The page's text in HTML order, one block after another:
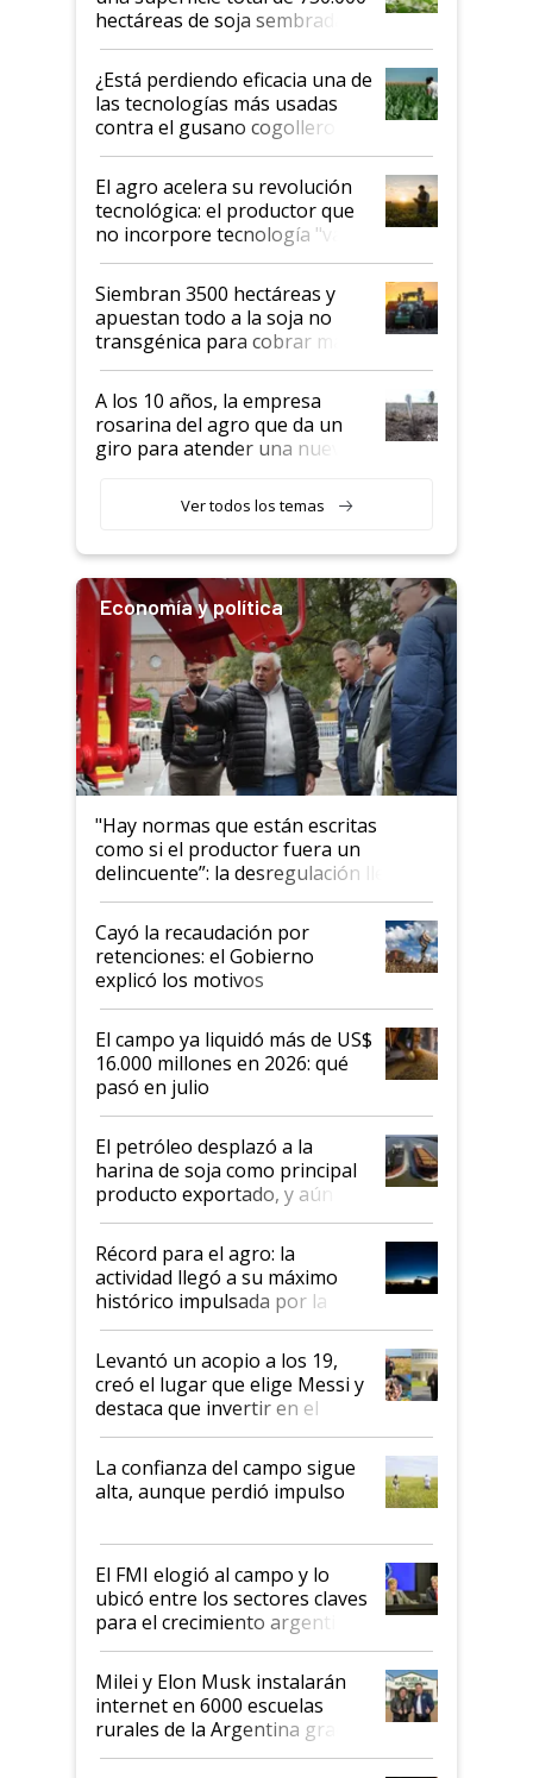
hectáreas de soja sembradas
con una nueva generación de
variedades que marcan un
salto tecnológico en genética y
rendimiento
¿Está perdiendo eficacia una de
las tecnologías más usadas
contra el gusano cogollero? El
desafío de una tecnología clave
El agro acelera su revolución
tecnológica: el productor que
no incorpore tecnología "va a
perder el tren"
Siembran 3500 hectáreas y
apuestan todo a la soja no
transgénica para cobrar más
por tonelada: compraron un
semillero
A los 10 años, la empresa
rosarina del agro que da un
giro para atender una nueva
Ver todos los temas
Economía y política
"Hay normas que están escritas
como si el productor fuera un
delincuente”: la desregulación llegó
al Congreso Aapresid y hasta se
habló del financiamiento al IPCVA
Cayó la recaudación por
retenciones: el Gobierno
explicó los motivos
El campo ya liquidó más de US$
16.000 millones en 2026: qué
pasó en julio
El petróleo desplazó a la
harina de soja como principal
producto exportado, y aún así
el agro aportó casi seis de cada
diez dólares y sostuvo el
liderazgo en un semestre
récord
Récord para el agro: la
actividad llegó a su máximo
histórico impulsada por la
cosecha y las exportaciones
Levantó un acopio a los 19,
creó el lugar que elige Messi y
destaca que invertir en el
kirchnerismo era como "darle
plata a un hijo para droga":
Juan Félix Rossetti, el libertario
que de una dura crisis salió
de Milei
La confianza del campo sigue
alta, aunque perdió impulso
El FMI elogió al campo y lo
ubicó entre los sectores claves
para el crecimiento argentino
Milei y Elon Musk instalarán
internet en 6000 escuelas
rurales de la Argentina gracias
a un acuerdo con Starlink